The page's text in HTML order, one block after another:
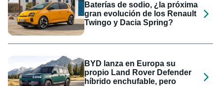
Baterías de sodio, ¿la próxima
gran evolución de los Renault
Twingo y Dacia Spring?
BYD lanza en Europa su
propio Land Rover Defender
híbrido enchufable, pero